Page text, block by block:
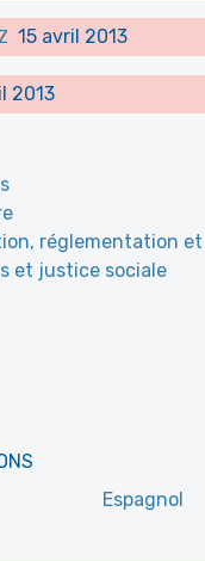
15 avril 2013
2013
réglementation
et justice sociale
Espagnol